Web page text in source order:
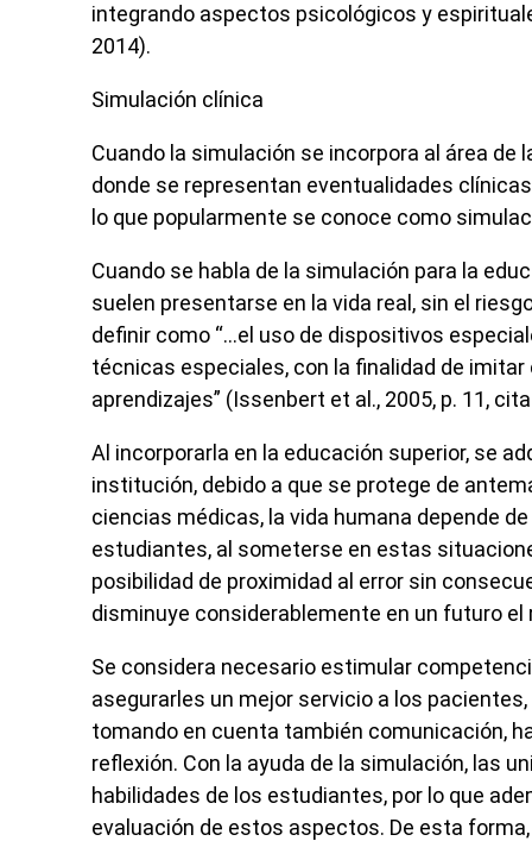
integrando aspectos psicológicos y
2014).
Simulación clínica
Cuando la simulación se incorpora al área
donde se representan eventualidades
lo que popularmente se conoce como
Cuando se habla de la simulación para la
suelen presentarse en la vida real, sin el
definir como “…el uso de dispositivos
técnicas especiales, con la finalidad de
aprendizajes” (Issenbert et al., 2005, p. 11,
Al incorporarla en la educación superior, se
institución, debido a que se protege de
ciencias médicas, la vida humana depende
estudiantes, al someterse en estas
posibilidad de proximidad al error sin
disminuye considerablemente en un futuro el
Se considera necesario estimular
asegurarles un mejor servicio a los
tomando en cuenta también comunicación,
reflexión. Con la ayuda de la simulación, las
habilidades de los estudiantes, por lo que
evaluación de estos aspectos. De esta